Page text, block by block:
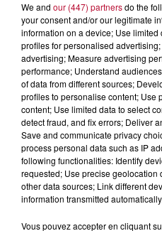
DOSSIER : TOUT CE
SUR LE CHÈQUE
We and our (447) partnersdo the
your consent and/or our legitimate
information on a device; Use
profiles for personalised
advertising; Measure advertising
performance; Understand
of data from different sources;
profiles to personalise content; Use
content; Use limited data to select
detect fraud, and fix errors; Deliver
Save and communicate privacy
process personal data such as IP
following functionalities: Identify
requested; Use precise geolocation
other data sources; Link different
information transmitted automatically.
Vous pouvez accepter en cliquant